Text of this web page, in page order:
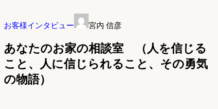
お客様インタビュー 宮内 信彦
あなたのお家の相談室 （人を信じる
こと、人に信じられること、その勇気
の物語）